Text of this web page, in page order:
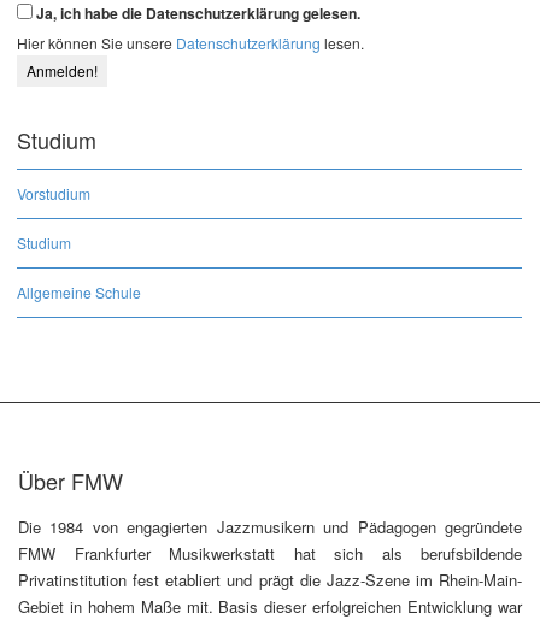
Ja, ich habe die Datenschutzerklärung gelesen.
Hier können Sie unsere Datenschutzerklärung lesen.
Studium
Vorstudium
Studium
Allgemeine Schule
Über FMW
Die 1984 von engagierten Jazzmusikern und Pädagogen gegründete
FMW Frankfurter Musikwerkstatt hat sich als berufsbildende
Privatinstitution fest etabliert und prägt die Jazz-Szene im Rhein-Main-
Gebiet in hohem Maße mit. Basis dieser erfolgreichen Entwicklung war